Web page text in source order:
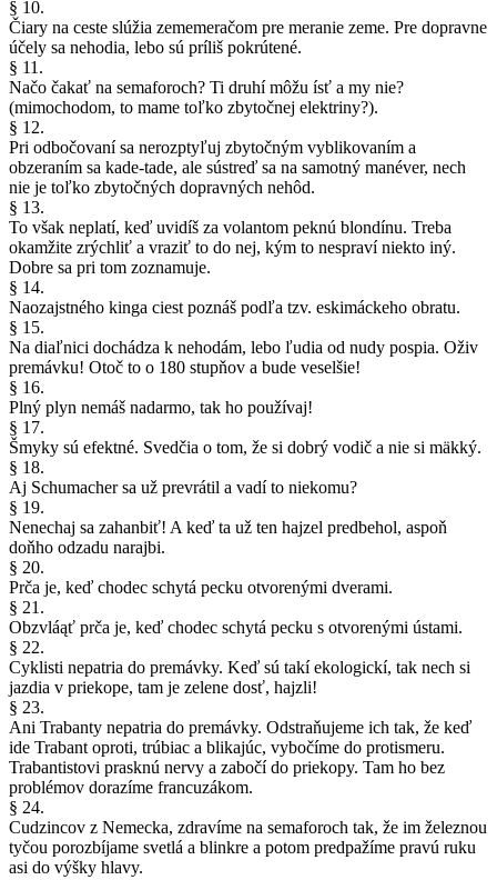
§ 10.
Čiary na ceste slúžia zememeračom pre meranie zeme. Pre dopravne
účely sa nehodia, lebo sú príliš pokrútené.
§ 11.
Načo čakať na semaforoch? Ti druhí môžu ísť a my nie?
(mimochodom, to mame toľko zbytočnej elektriny?).
§ 12.
Pri odbočovaní sa nerozptyľuj zbytočným vyblikovaním a
obzeraním sa kade-tade, ale sústreď sa na samotný manéver, nech
nie je toľko zbytočných dopravných nehôd.
§ 13.
To však neplatí, keď uvidíš za volantom peknú blondínu. Treba
okamžite zrýchliť a vraziť to do nej, kým to nespraví niekto iný.
Dobre sa pri tom zoznamuje.
§ 14.
Naozajstného kinga ciest poznáš podľa tzv. eskimáckeho obratu.
§ 15.
Na diaľnici dochádza k nehodám, lebo ľudia od nudy pospia. Oživ
premávku! Otoč to o 180 stupňov a bude veselšie!
§ 16.
Plný plyn nemáš nadarmo, tak ho používaj!
§ 17.
Šmyky sú efektné. Svedčia o tom, že si dobrý vodič a nie si mäkký.
§ 18.
Aj Schumacher sa už prevrátil a vadí to niekomu?
§ 19.
Nenechaj sa zahanbiť! A keď ta už ten hajzel predbehol, aspoň
doňho odzadu narajbi.
§ 20.
Prča je, keď chodec schytá pecku otvorenými dverami.
§ 21.
Obzvláąť prča je, keď chodec schytá pecku s otvorenými ústami.
§ 22.
Cyklisti nepatria do premávky. Keď sú takí ekologickí, tak nech si
jazdia v priekope, tam je zelene dosť, hajzli!
§ 23.
Ani Trabanty nepatria do premávky. Odstraňujeme ich tak, že keď
ide Trabant oproti, trúbiac a blikajúc, vybočíme do protismeru.
Trabantistovi prasknú nervy a zabočí do priekopy. Tam ho bez
problémov dorazíme francuzákom.
§ 24.
Cudzincov z Nemecka, zdravíme na semaforoch tak, že im železnou
tyčou porozbíjame svetlá a blinkre a potom predpažíme pravú ruku
asi do výšky hlavy.